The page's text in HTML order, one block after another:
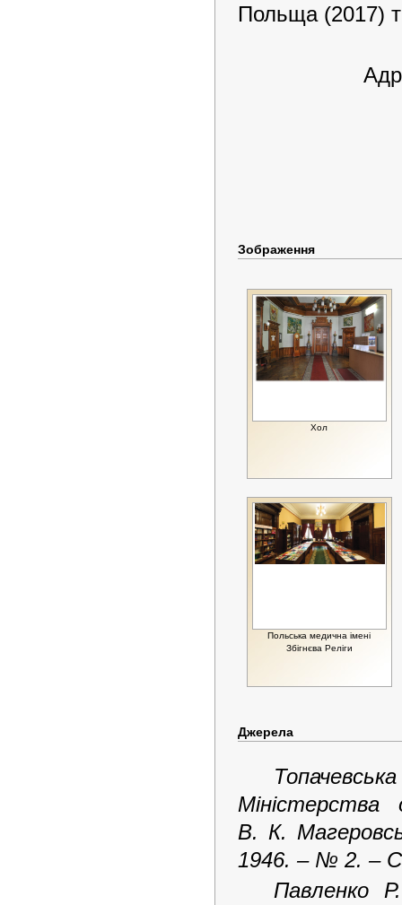
Польща (2017)
Зображення
Хол
Польська медична імені
Збігнєва Реліги
Джерела
В. К.
1946. – № 2. –
Павленко